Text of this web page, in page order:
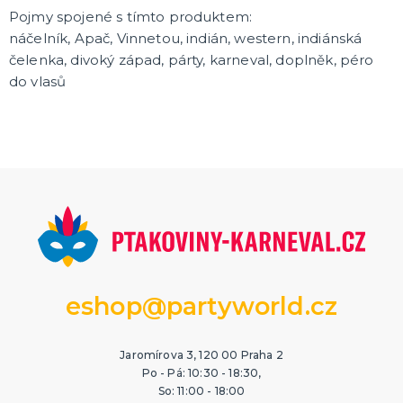
KARNEVALOVÉ MASKY
Hororové a strašidelné masky
Škrabošky a masky na obličej
Gumové masky
Papírové masky na obličej
DALŠÍ KATEGORIE
Havajské sukně
Havajské košile
Havajské šortky
Tiki keramika
DALŠÍ KATEGORIE
KARNEVALOVÉ A PÁRTY KLOBOUKY
Helmy a čepice
Pojmy spojené s tímto produktem:
náčelník, Apač, Vinnetou, indián, western, indiánská
čelenka, divoký západ, párty, karneval, doplněk, péro
do vlasů
eshop@partyworld.cz
Jaromírova 3, 120 00 Praha 2
Po - Pá: 10:30 - 18:30,
So: 11:00 - 18:00